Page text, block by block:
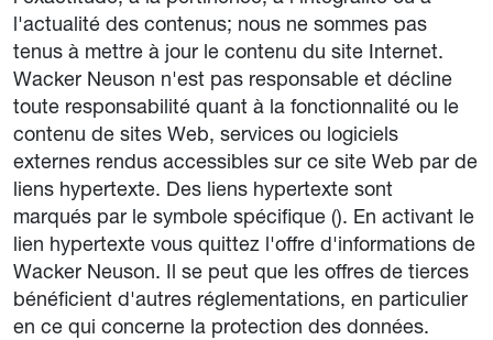
l'actualité des contenus; nous ne sommes pas
tenus à mettre à jour le contenu du site Internet.
Wacker Neuson n'est pas responsable et décline
toute responsabilité quant à la fonctionnalité ou le
contenu de sites Web, services ou logiciels
externes rendus accessibles sur ce site Web par de
liens hypertexte. Des liens hypertexte sont
marqués par le symbole spécifique (). En activant le
lien hypertexte vous quittez l'offre d'informations de
Wacker Neuson. Il se peut que les offres de tierces
bénéficient d'autres réglementations, en particulier
en ce qui concerne la protection des données.